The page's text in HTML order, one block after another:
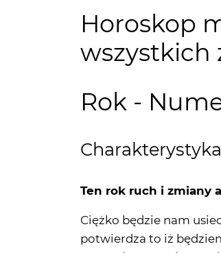
Horoskop
wszystkich
Rok -
Ten rok ruch i zmiany
Ciężko będzie nam
potwierdza to iż